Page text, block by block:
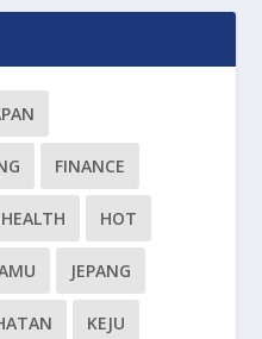
FINANCE
HEALTH HOT
JEPANG
KEJU